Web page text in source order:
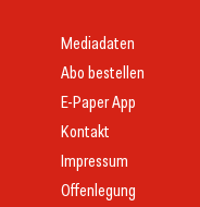
Mediadaten
Abo bestellen
E-Paper App
Kontakt
Impressum
Offenlegung